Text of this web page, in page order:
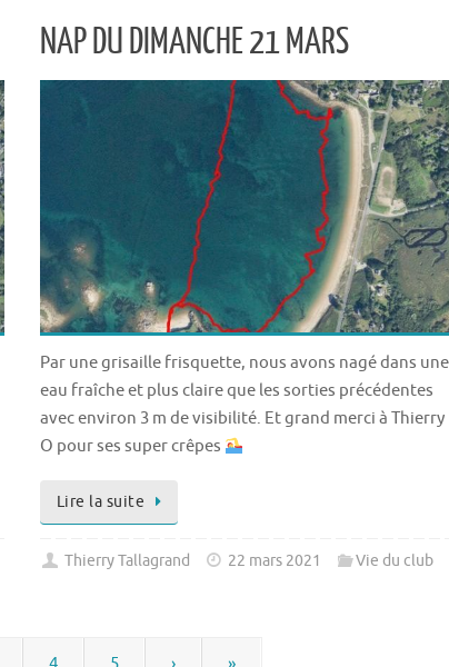
NAP DU DIMANCHE 21 MARS
Par une grisaille frisquette, nous avons nagé dans une
eau fraîche et plus claire que les sorties précédentes
avec environ 3 m de visibilité. Et grand merci à Thierry
O pour ses super crêpes
Lire la suite
Thierry Tallagrand 22 mars 2021 Vie du club